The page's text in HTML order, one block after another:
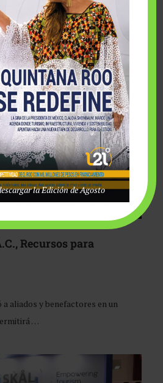
A-Wish México unieron
el deseo de una …
Recursos para
aliados y benefactores en un
…
la Edición de Agosto